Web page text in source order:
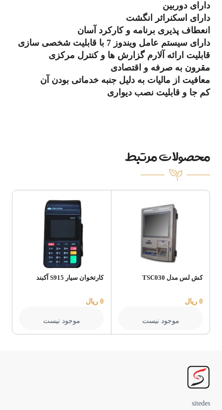
دارای دوربین
دارای اسکنراثر انگشت
انعطاف پذیری برنامه و کارکرد آسان
دارای سیستم عامل ویندوز 7 با قابلیت شخصی سازی
قابلیت ارائه آلارم گزارش ها و کنترل مرکزی
مقرون به صرفه و اقتصادی
معافیت از مالیات به دلیل جنبه خدماتی بودن آن
کم جا و قابلیت نصب دیواری
محصولات مرتبط
کارتخوان سیار S915 آکبند
0 ریال
موجود نیست
کش لس مدل TSC030
0 ریال
موجود نیست
sitedes